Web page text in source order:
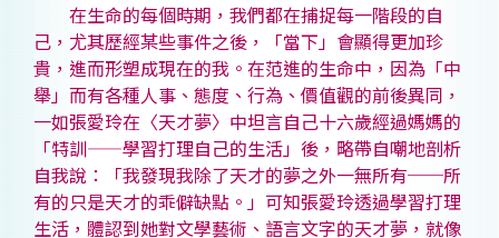
在生命的每個時期，我們都在捕捉每一階段的自
己，尤其歷經某些事件之後，「當下」會顯得更加珍
貴，進而形塑成現在的我。在范進的生命中，因為「中
舉」而有各種人事、態度、行為、價值觀的前後異同，
一如張愛玲在〈天才夢〉中坦言自己十六歲經過媽媽的
「特訓——學習打理自己的生活」後，略帶自嘲地剖析
自我說：「我發現我除了天才的夢之外一無所有──所
有的只是天才的乖僻缺點。」可知張愛玲透過學習打理
生活，體認到她對文學藝術、語言文字的天才夢，就像